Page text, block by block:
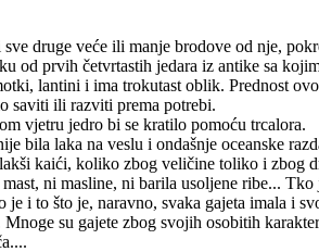
sve druge veće ili manje brodove od nje,
od prvih četvrtastih jedara iz antike sa
lantini i ima trokutast oblik. Prednost
saviti ili razviti prema potrebi.
vjetru jedro bi se kratilo pomoću trcalora.
bila laka na veslu i ondašnje oceanske
kaići, koliko zbog veličine toliko i zbog
ni masline, ni barila usoljene ribe...
je i to što je, naravno, svaka gajeta imala i
Mnoge su gajete zbog svojih osobitih